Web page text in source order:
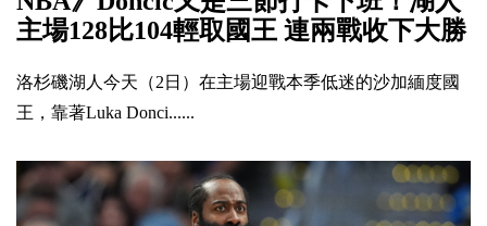
主場128比104輕取國王 連兩戰收下大勝
洛杉磯湖人今天（2日）在主場迎戰本季低迷的沙加緬度國
王，靠著Luka Donci......